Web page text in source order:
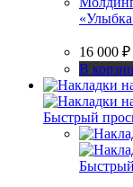
16 000 ₽
В
Быстрый